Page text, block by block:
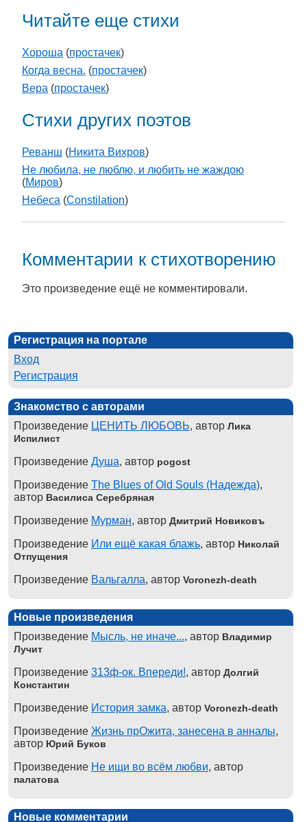
Читайте еще стихи
Хороша (простачек)
Когда весна. (простачек)
Вера (простачек)
Стихи других поэтов
Реванш (Никита Вихров)
Не любила, не люблю, и любить не жаждою
(Миров)
Небеса (Constilation)
Комментарии к стихотворению
Это произведение ещё не комментировали.
Регистрация на портале
Вход
Регистрация
Знакомство с авторами
Произведение ЦЕНИТЬ ЛЮБОВЬ, автор Лика
Испилист
Произведение Душа, автор pogost
Произведение The Blues of Old Souls (Надежда),
автор Василиса Серебряная
Произведение Мурман, автор Дмитрий Новиковъ
Произведение Или ещё какая блажь, автор Николай
Отпущения
Произведение Вальгалла, автор Voronezh-death
Новые произведения
Произведение Мысль, не иначе..., автор Владимир
Лучит
Произведение 313ф-ок. Впереди!, автор Долгий
Константин
Произведение История замка, автор Voronezh-death
Произведение Жизнь прОжита, занесена в анналы,
автор Юрий Буков
Произведение Не ищи во всём любви, автор
палатова
Новые комментарии